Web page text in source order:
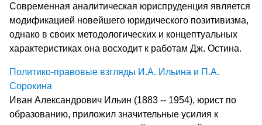
Современная аналитическая юриспруденция является
модификацией новейшего юридического позитивизма,
однако в своих методологических и концептуальных
характеристиках она восходит к работам Дж. Остина.
Политико-правовые взгляды И.А. Ильина и П.А.
Сорокина
Иван Александрович Ильин (1883 -- 1954), юрист по
образованию, приложил значительные усилия к